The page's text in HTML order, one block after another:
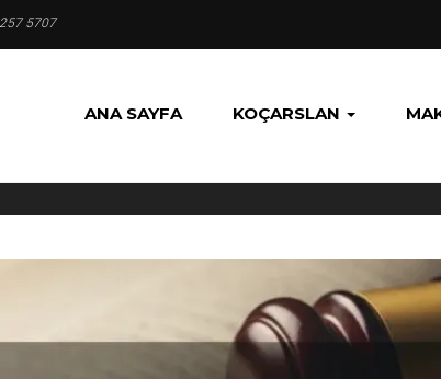
5707
ANA SAYFA KOÇARSLAN